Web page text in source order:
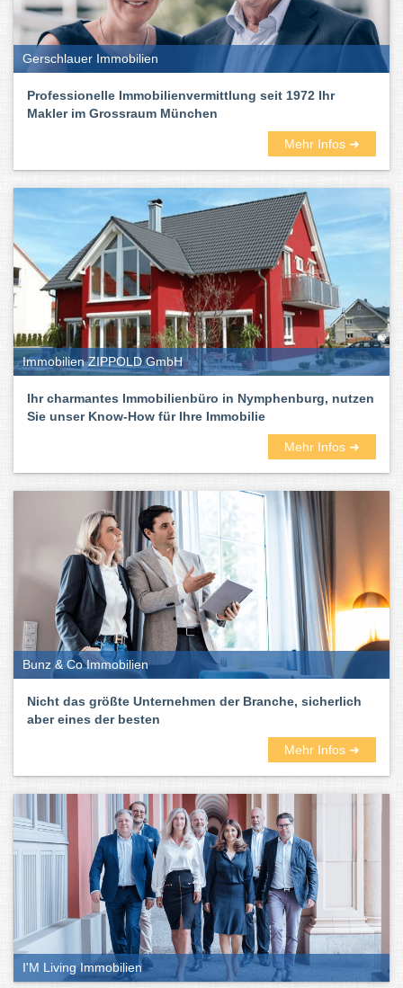
Gerschlauer Immobilien
Professionelle Immobilienvermittlung seit 1972 Ihr
Makler im Grossraum München
Mehr Infos ➜
Immobilien ZIPPOLD GmbH
Ihr charmantes Immobilienbüro in Nymphenburg, nutzen
Sie unser Know-How für Ihre Immobilie
Mehr Infos ➜
Bunz & Co Immobilien
Nicht das größte Unternehmen der Branche, sicherlich
aber eines der besten
Mehr Infos ➜
I'M Living Immobilien